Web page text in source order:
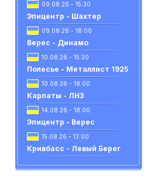
09.08.26 - 15:30
Эпицентр - Шахтер
09.08.26 - 18:00
Верес - Динамо
10.08.26 - 15:30
Полесье - Металлист 1925
10.08.26 - 18:00
Карпаты - ЛНЗ
14.08.26 - 18:00
Эпицентр - Верес
15.08.26 - 13:00
Кривбасс - Левый Берег